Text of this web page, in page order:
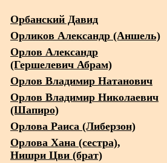
Орбанский Давид
Орликов Александр (Аншель)
Орлов Александр
(Гершелевич Абрам)
Орлов Владимир Натанович
Орлов Владимир Николаевич
(Шапиро)
Орлова Раиса (Либерзон)
Орлова Хана (сестра),
Нишри Цви (брат)